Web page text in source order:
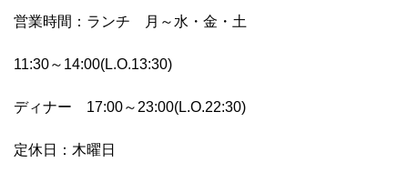
営業時間：ランチ 月～水・金・土
11:30～14:00(L.O.13:30)
ディナー 17:00～23:00(L.O.22:30)
定休日：木曜日